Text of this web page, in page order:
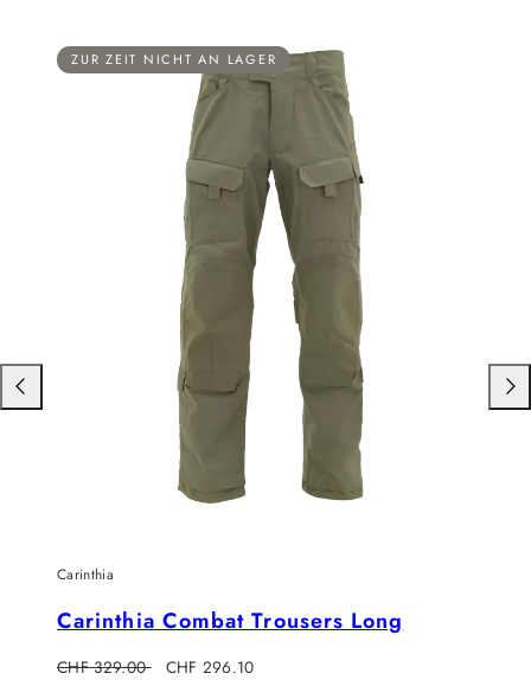
ZUR ZEIT NICHT AN LAGER
Carinthia
Carinthia Combat Trousers Long
Regulärer
CHF 329.00 Verkaufspreis
CHF 296.10
Nach
links
Nach